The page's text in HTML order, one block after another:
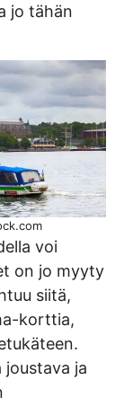
jo tähän
voi
on jo myyty
siitä,
korttia,
joustava ja